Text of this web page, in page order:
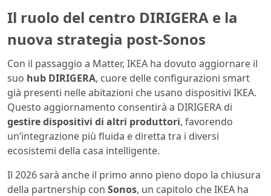
Il ruolo del centro DIRIGERA e la
nuova strategia post-Sonos
Con il passaggio a Matter, IKEA ha dovuto aggiornare il
suo hub DIRIGERA, cuore delle configurazioni smart
già presenti nelle abitazioni che usano dispositivi IKEA.
Questo aggiornamento consentirà a DIRIGERA di
gestire dispositivi di altri produttori, favorendo
un’integrazione più fluida e diretta tra i diversi
ecosistemi della casa intelligente.
Il 2026 sarà anche il primo anno pieno dopo la chiusura
della partnership con Sonos, un capitolo che IKEA ha